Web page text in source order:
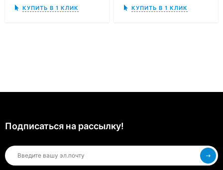
КУПИТЬ В 1 КЛИК КУПИТЬ В 1 КЛИК
Подписаться на рассылкy!